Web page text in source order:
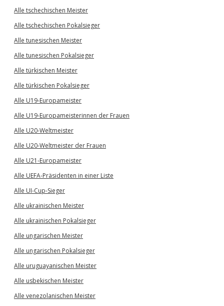
Alle tschechischen Meister
Alle tschechischen Pokalsieger
Alle tunesischen Meister
Alle tunesischen Pokalsieger
Alle türkischen Meister
Alle türkischen Pokalsieger
Alle U19-Europameister
Alle U19-Europameisterinnen der Frauen
Alle U20-Weltmeister
Alle U20-Weltmeister der Frauen
Alle U21-Europameister
Alle UEFA-Präsidenten in einer Liste
Alle UI-Cup-Sieger
Alle ukrainischen Meister
Alle ukrainischen Pokalsieger
Alle ungarischen Meister
Alle ungarischen Pokalsieger
Alle uruguayanischen Meister
Alle usbekischen Meister
Alle venezolanischen Meister